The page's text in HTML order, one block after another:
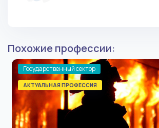
Похожие профессии:
Государственный сектор
АКТУАЛЬНАЯ ПРОФЕССИЯ